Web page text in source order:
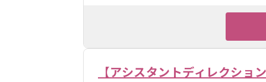
【アシスタントディレクシ